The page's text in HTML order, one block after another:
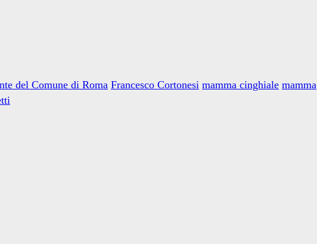
del Comune di Roma Francesco Cortonesi mamma cinghiale mamma